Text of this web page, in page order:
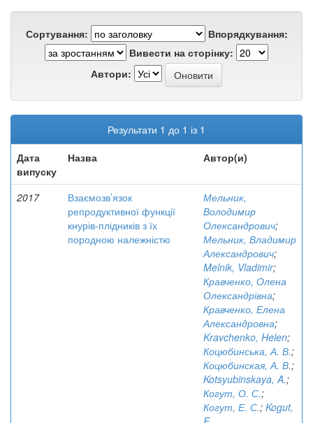
Сортування:
Впорядкування:
Вивести на сторінку:
Автори:
Результати 1 до 1 із 1
Дата
випуску
Назва Автор(и)
2017
Взаємозв’язок
репродуктивної функції
кнурів-плідників з їх
породною належністю
Мельник,
Володимир
Олександрович;
Мельник, Владимир
Александрович;
Melnik, Vladimir;
Кравченко, Олена
Олександрівна;
Кравченко, Елена
Александровна;
Kravchenko, Helen;
Коцюбинська, А. В.;
Коцюбинская, А. В.;
Kotsyubinskaya, A.;
Когут, О. С.;
Когут, Е. С.; Kogut,